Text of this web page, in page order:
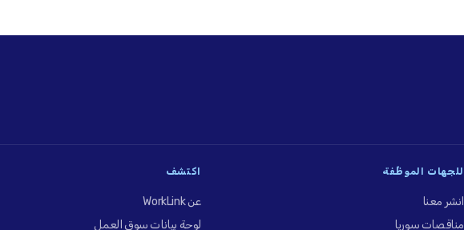
للجهات الموظِّفة
انشر معنا
مناقصات سوريا
اكتشف
عن WorkLink
لوحة بيانات سوق العمل